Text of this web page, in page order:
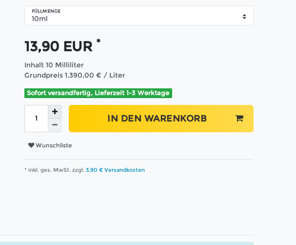
FÜLLMENGE
13,90 EUR *
Inhalt 10 Milliliter
Grundpreis 1.390,00 € / Liter
Sofort versandfertig, Lieferzeit 1-3 Werktage
IN DEN WARENKORB
Wunschliste
* inkl. ges. MwSt. zzgl. 3,90 € Versandkosten